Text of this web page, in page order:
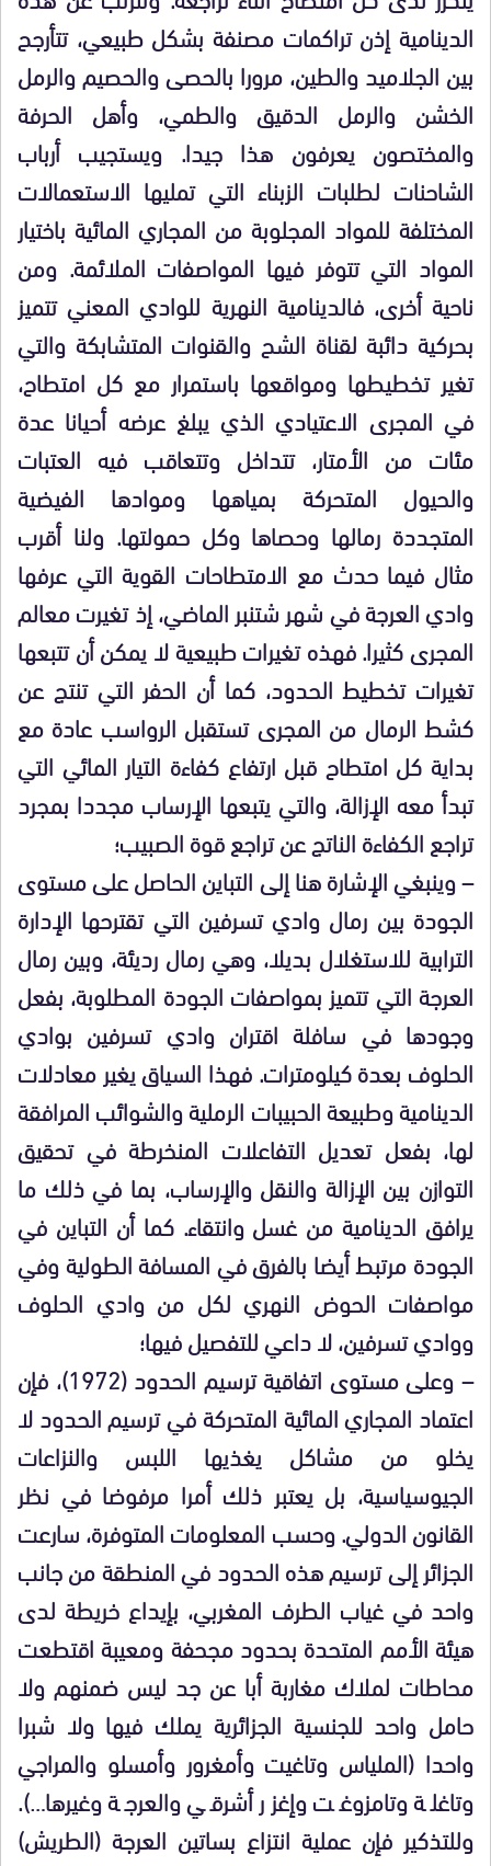
الدينامية إذن تراكمات مصنفة بشكل طبيعي، تتأرجح
بين الجلاميد والطين، مرورا بالحصى والحصيم والرمل
الخشن والرمل الدقيق والطمي، وأهل الحرفة
والمختصون يعرفون هذا جيدا. ويستجيب أرباب
الشاحنات لطلبات الزبناء التي تمليها الاستعمالات
المختلفة للمواد المجلوبة من المجاري المائية باختيار
المواد التي تتوفر فيها المواصفات الملائمة. ومن
ناحية أخرى، فالدينامية النهرية للوادي المعني تتميز
بحركية دائبة لقناة الشح والقنوات المتشابكة والتي
تغير تخطيطها ومواقعها باستمرار مع كل امتطاح،
في المجرى الاعتيادي الذي يبلغ عرضه أحيانا عدة
مئات من الأمتار، تتداخل وتتعاقب فيه العتبات
والحيول المتحركة بمياهها وموادها الفيضية
المتجددة رمالها وحصاها وكل حمولتها. ولنا أقرب
مثال فيما حدث مع الامتطاحات القوية التي عرفها
وادي العرجة في شهر شتنبر الماضي، إذ تغيرت معالم
المجرى كثيرا. فهذه تغيرات طبيعية لا يمكن أن تتبعها
تغيرات تخطيط الحدود، كما أن الحفر التي تنتج عن
كشط الرمال من المجرى تستقبل الرواسب عادة مع
بداية كل امتطاح قبل ارتفاع كفاءة التيار المائي التي
تبدأ معه الإزالة، والتي يتبعها الإرساب مجددا بمجرد
تراجع الكفاءة الناتج عن تراجع قوة الصبيب؛
– وينبغي الإشارة هنا إلى التباين الحاصل على مستوى
الجودة بين رمال وادي تسرفين التي تقترحها الإدارة
الترابية للاستغلال بديلا، وهي رمال رديئة، وبين رمال
العرجة التي تتميز بمواصفات الجودة المطلوبة، بفعل
وجودها في سافلة اقتران وادي تسرفين بوادي
الحلوف بعدة كيلومترات. فهذا السياق يغير معادلات
الدينامية وطبيعة الحبيبات الرملية والشوائب المرافقة
لها، بفعل تعديل التفاعلات المنخرطة في تحقيق
التوازن بين الإزالة والنقل والإرساب، بما في ذلك ما
يرافق الدينامية من غسل وانتقاء. كما أن التباين في
الجودة مرتبط أيضا بالفرق في المسافة الطولية وفي
مواصفات الحوض النهري لكل من وادي الحلوف
ووادي تسرفين، لا داعي للتفصيل فيها؛
– وعلى مستوى اتفاقية ترسيم الحدود (1972)، فإن
اعتماد المجاري المائية المتحركة في ترسيم الحدود لا
يخلو من مشاكل يغذيها اللبس والنزاعات
الجيوسياسية، بل يعتبر ذلك أمرا مرفوضا في نظر
القانون الدولي. وحسب المعلومات المتوفرة، سارعت
الجزائر إلى ترسيم هذه الحدود في المنطقة من جانب
واحد في غياب الطرف المغربي، بإيداع خريطة لدى
هيئة الأمم المتحدة بحدود مجحفة ومعيبة اقتطعت
محاطات لملاك مغاربة أبا عن جد ليس ضمنهم ولا
حامل واحد للجنسية الجزائرية يملك فيها ولا شبرا
واحدا (الملياس وتاغيت وأمغرور وأمسلو والمراجي
وتاغلة وتامزوغت وإغزر أشرقي والعرجة وغيرها…).
وللتذكير فإن عملية انتزاع بساتين العرجة (الطريش)